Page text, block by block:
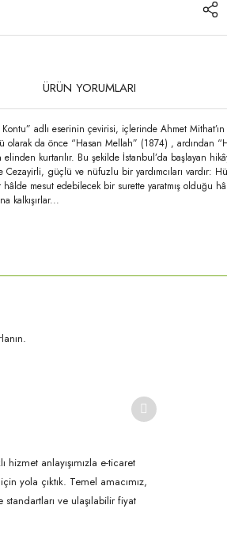
ÜRÜN YORUMLARI
Kontu” adlı eserinin çevirisi, içlerinde Ahmet
da önce “Hasan Mellah” (1874) , ardından
kurtarılır. Bu şekilde İstanbul’da başlayan
güçlü ve nüfuzlu bir yardımcıları vardır:
mesut edebilecek bir surette yaratmış
kalkışırlar...
anlayışımızla e-ticaret
yola çıktık. Temel amacımız,
ve ulaşılabilir fiyat